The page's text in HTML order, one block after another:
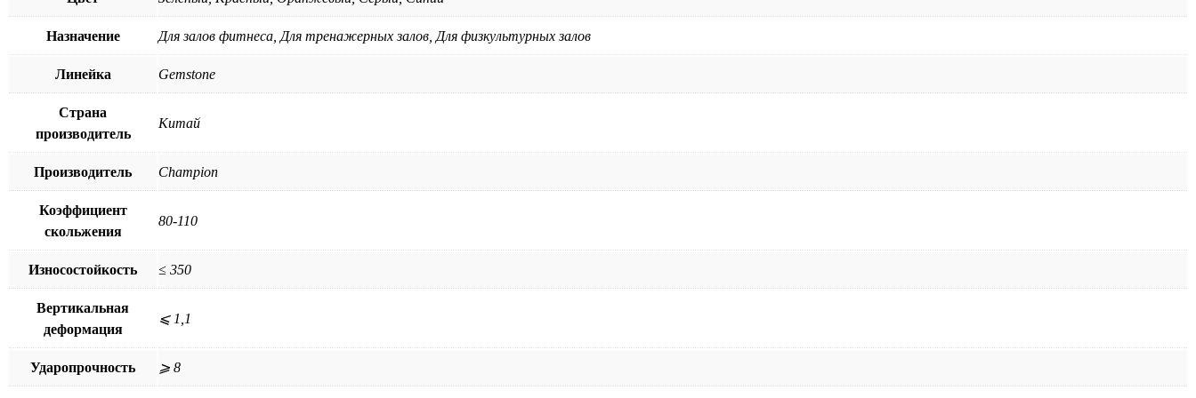
Назначение Для залов фитнеса, Для тренажерных залов, Для физкультурных залов
Линейка Gemstone
Страна
производитель
Китай
Производитель Champion
Коэффициент
скольжения
80-110
Износостойкость ≤ 350
Вертикальная
деформация
⩽ 1,1
Ударопрочность ⩾ 8